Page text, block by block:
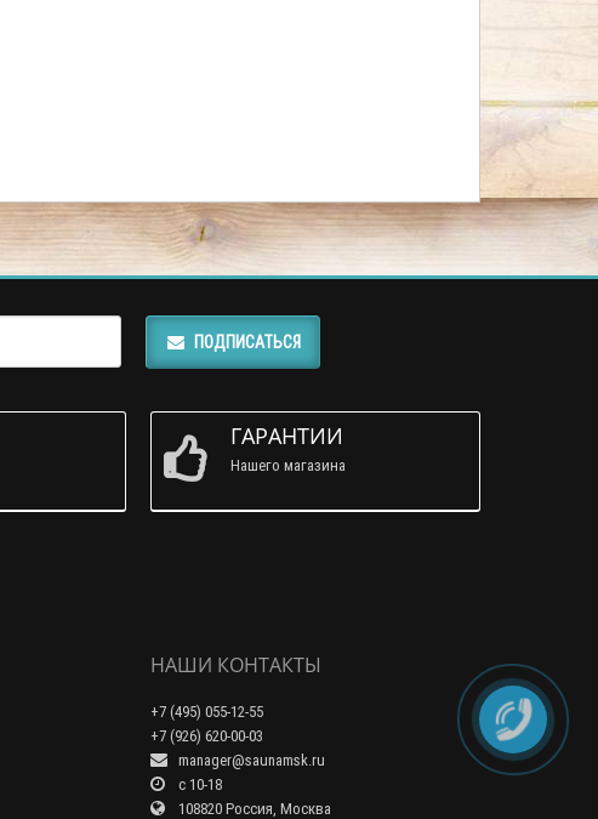
ПОДПИСАТЬСЯ
ГАРАНТИИ
Нашего магазина
НАШИ КОНТАКТЫ
+7 (495) 055-12-55
+7 (926) 620-00-03
manager@saunamsk.ru
c 10-18
108820 Россия, Москва